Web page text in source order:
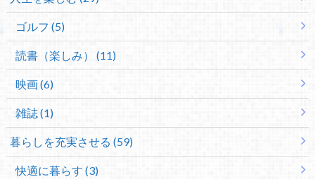
ゴルフ (5)
読書（楽しみ） (11)
映画 (6)
雑誌 (1)
暮らしを充実させる (59)
快適に暮らす (3)